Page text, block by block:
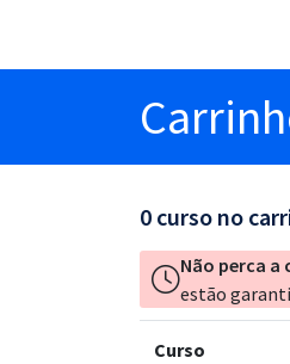
0 curso no
Não perca a
estão
Curso